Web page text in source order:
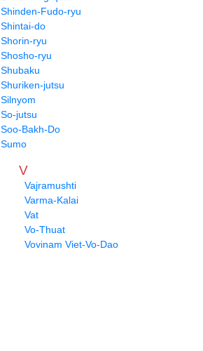
Shinden-Fudo-ryu
Shintai-do
Shorin-ryu
Shosho-ryu
Shubaku
Shuriken-jutsu
Silnyom
So-jutsu
Soo-Bakh-Do
Sumo
V
Vajramushti
Varma-Kalai
Vat
Vo-Thuat
Vovinam Viet-Vo-Dao